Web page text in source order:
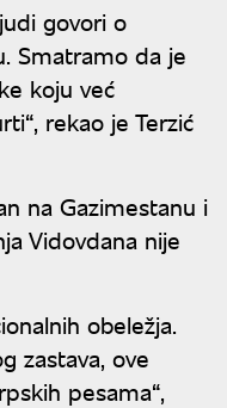
govori o
Smatramo da je
koju već
rekao je Terzić
na Gazimestanu i
Vidovdana nije
obeležja.
zastava, ove
pesama“,